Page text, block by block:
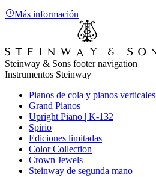
Más información
Steinway & Sons footer navigation
Instrumentos Steinway
Pianos de cola y pianos verticales
Grand Pianos
Upright Piano | K-132
Spirio
Ediciones limitadas
Color Collection
Crown Jewels
Steinway de segunda mano